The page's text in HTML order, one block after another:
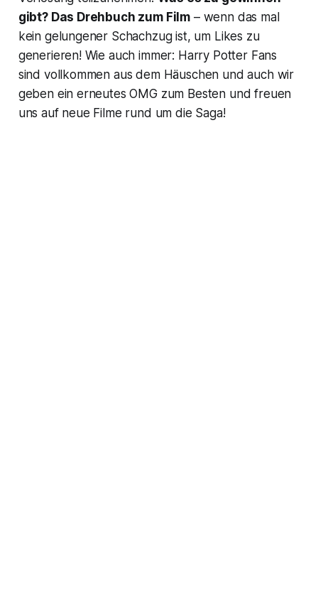
gibt? Das Drehbuch zum Film – wenn das mal
kein gelungener Schachzug ist, um Likes zu
generieren! Wie auch immer: Harry Potter Fans
sind vollkommen aus dem Häuschen und auch wir
geben ein erneutes OMG zum Besten und freuen
uns auf neue Filme rund um die Saga!